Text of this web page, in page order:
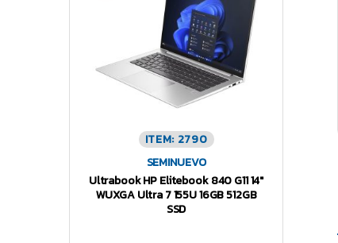
ITEM: 2790
SEMINUEVO
Ultrabook HP Elitebook 840 G11 14″
WUXGA Ultra 7 155U 16GB 512GB
SSD